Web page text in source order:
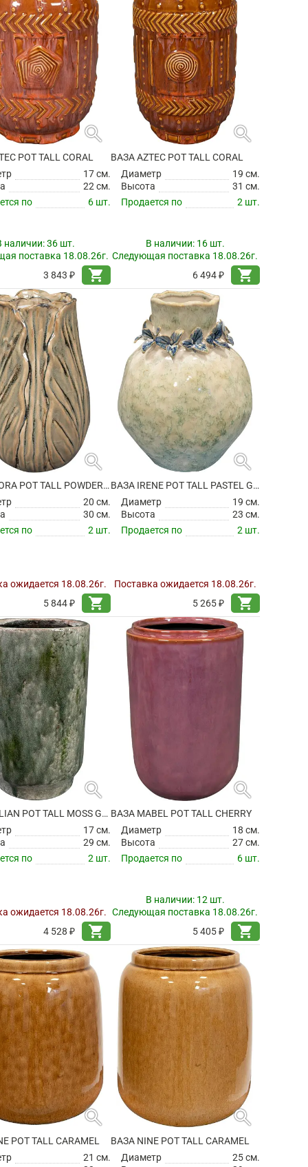
search
POT TALL CORAL
17 см.
22 см.
по
6 шт.
наличии:36 шт.
поставка 18.08.26г.
3 843 ₽
shopping_cart
search
ВАЗА AZTEC POT TALL CORAL
Диаметр
19 см.
Высота
31 см.
Продается по
2 шт.
В наличии: 16 шт.
Следующая поставка 18.08.26г.
6 494 ₽
shopping_cart
search
ВАЗА FLORA POT TALL POWDER TAUPE
20 см.
30 см.
по
2 шт.
ожидается 18.08.26г.
5 844 ₽
shopping_cart
search
ВАЗА IRENE POT TALL PASTEL GREEN
Диаметр
19 см.
Высота
23 см.
Продается по
2 шт.
Поставка ожидается 18.08.26г.
5 265 ₽
shopping_cart
search
ВАЗА JULIAN POT TALL MOSS GREEN
17 см.
29 см.
по
2 шт.
ожидается 18.08.26г.
4 528 ₽
shopping_cart
search
ВАЗА MABEL POT TALL CHERRY
Диаметр
18 см.
Высота
27 см.
Продается по
6 шт.
В наличии: 12 шт.
Следующая поставка 18.08.26г.
5 405 ₽
shopping_cart
search
POT TALL CARAMEL
21 см.
search
ВАЗА NINE POT TALL CARAMEL
Диаметр
25 см.